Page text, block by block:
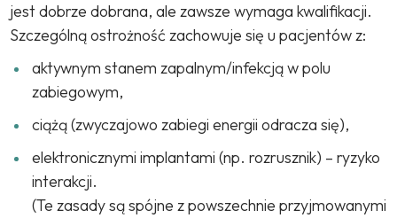
jest dobrze dobrana, ale zawsze wymaga kwalifikacji.
Szczególną ostrożność zachowuje się u pacjentów z:
aktywnym stanem zapalnym/infekcją w polu
zabiegowym,
ciążą (zwyczajowo zabiegi energii odracza się),
elektronicznymi implantami (np. rozrusznik) – ryzyko
interakcji.
(Te zasady są spójne z powszechnie przyjmowanymi